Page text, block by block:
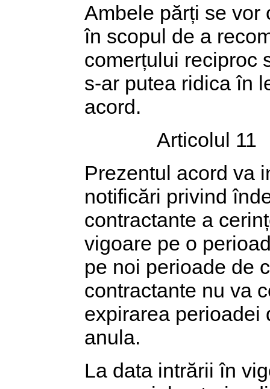
Ambele părți se vor
în scopul de a
comerțului reciproc
s-ar putea ridica în
acord.
Articolul 11
Prezentul acord va
notificări privind
contractante a
vigoare pe o
pe noi perioade de
contractante nu va
expirarea perioadei
anula.
La data intrării în